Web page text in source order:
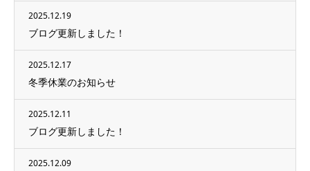
2025.12.19
ブログ更新しました！
2025.12.17
冬季休業のお知らせ
2025.12.11
ブログ更新しました！
2025.12.09